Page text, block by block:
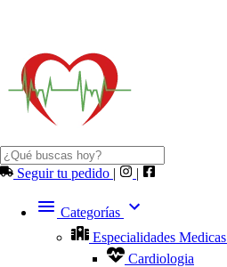
Seguir tu pedido | |
Categorías
Especialidades Medicas
Cardiologia